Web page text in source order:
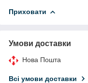
Приховати
Умови доставки
Нова Пошта
Всі умови доставки